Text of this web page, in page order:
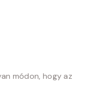
módon, hogy az